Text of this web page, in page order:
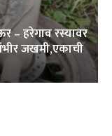
– हरेगाव रस्यावर
जखमी,एकाची